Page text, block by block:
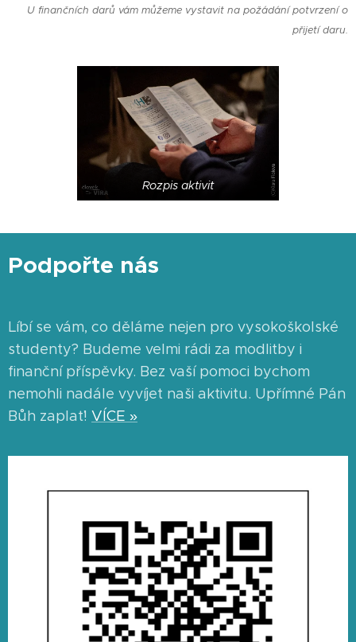
U finančních darů vám můžeme vystavit na požádání potvrzení o
přijetí daru.
Rozpis aktivit
Podpořte nás
Líbí se vám, co děláme nejen pro vysokoškolské
studenty? Budeme velmi rádi za modlitby i
finanční příspěvky. Bez vaší pomoci bychom
nemohli nadále vyvíjet naši aktivitu. Upřímné Pán
Bůh zaplať! VÍCE »